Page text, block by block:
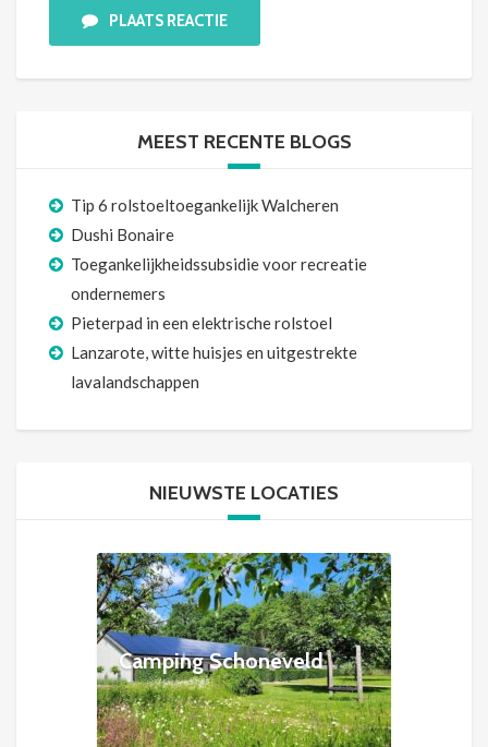
PLAATS REACTIE
MEEST RECENTE BLOGS
Tip 6 rolstoeltoegankelijk Walcheren
Dushi Bonaire
Toegankelijkheidssubsidie voor recreatie
ondernemers
Pieterpad in een elektrische rolstoel
Lanzarote, witte huisjes en uitgestrekte
lavalandschappen
NIEUWSTE LOCATIES
Camping Schoneveld